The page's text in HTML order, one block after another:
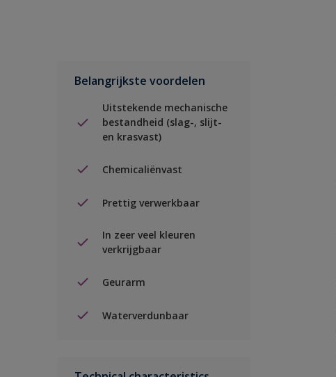
Belangrijkste voordelen
Uitstekende mechanische
bestandheid (slag-, slijt-
en krasvast)
Chemicaliënvast
Prettig verwerkbaar
In zeer veel kleuren
verkrijgbaar
Geurarm
Waterverdunbaar